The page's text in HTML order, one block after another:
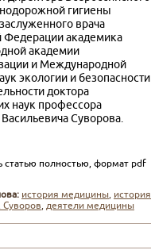
гигиены
врача
Феде­рации академика
академии
и Международной
экологии и безопасности
доктора
наук профессора
Суворова.
статью полностью, формат pdf
история медицины, история
Суворов,деятели медицины